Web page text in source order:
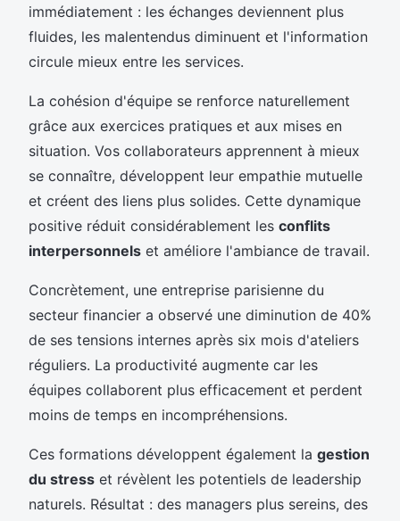
immédiatement : les échanges deviennent plus
fluides, les malentendus diminuent et l'information
circule mieux entre les services.
La cohésion d'équipe se renforce naturellement
grâce aux exercices pratiques et aux mises en
situation. Vos collaborateurs apprennent à mieux
se connaître, développent leur empathie mutuelle
et créent des liens plus solides. Cette dynamique
positive réduit considérablement les conflits
interpersonnels et améliore l'ambiance de travail.
Concrètement, une entreprise parisienne du
secteur financier a observé une diminution de 40%
de ses tensions internes après six mois d'ateliers
réguliers. La productivité augmente car les
équipes collaborent plus efficacement et perdent
moins de temps en incompréhensions.
Ces formations développent également la gestion
du stress et révèlent les potentiels de leadership
naturels. Résultat : des managers plus sereins, des